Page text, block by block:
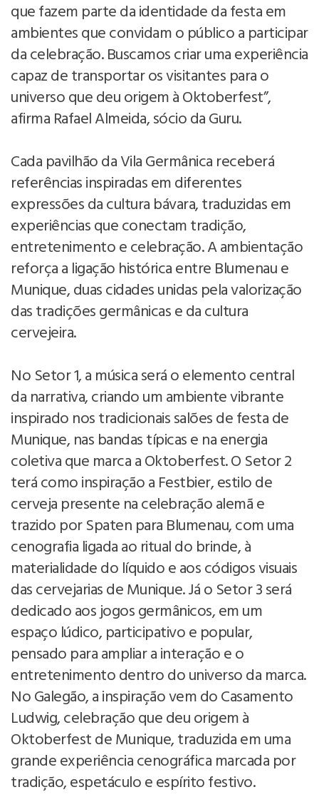
que fazem parte da identidade da festa em
ambientes que convidam o público a participar
da celebração. Buscamos criar uma experiência
capaz de transportar os visitantes para o
universo que deu origem à Oktoberfest”,
afirma Rafael Almeida, sócio da Guru.
Cada pavilhão da Vila Germânica receberá
referências inspiradas em diferentes
expressões da cultura bávara, traduzidas em
experiências que conectam tradição,
entretenimento e celebração. A ambientação
reforça a ligação histórica entre Blumenau e
Munique, duas cidades unidas pela valorização
das tradições germânicas e da cultura
cervejeira.
No Setor 1, a música será o elemento central
da narrativa, criando um ambiente vibrante
inspirado nos tradicionais salões de festa de
Munique, nas bandas típicas e na energia
coletiva que marca a Oktoberfest. O Setor 2
terá como inspiração a Festbier, estilo de
cerveja presente na celebração alemã e
trazido por Spaten para Blumenau, com uma
cenografia ligada ao ritual do brinde, à
materialidade do líquido e aos códigos visuais
das cervejarias de Munique. Já o Setor 3 será
dedicado aos jogos germânicos, em um
espaço lúdico, participativo e popular,
pensado para ampliar a interação e o
entretenimento dentro do universo da marca.
No Galegão, a inspiração vem do Casamento
Ludwig, celebração que deu origem à
Oktoberfest de Munique, traduzida em uma
grande experiência cenográfica marcada por
tradição, espetáculo e espírito festivo.